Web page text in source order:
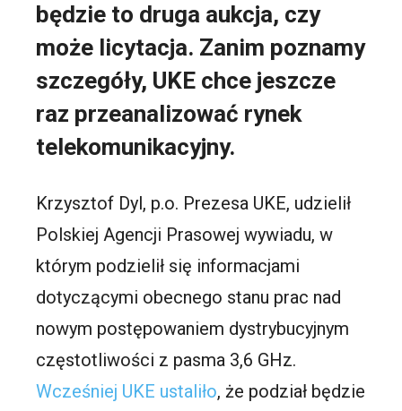
będzie to druga aukcja, czy
może licytacja. Zanim poznamy
szczegóły, UKE chce jeszcze
raz przeanalizować rynek
telekomunikacyjny.
Krzysztof Dyl, p.o. Prezesa UKE, udzielił
Polskiej Agencji Prasowej wywiadu, w
którym podzielił się informacjami
dotyczącymi obecnego stanu prac nad
nowym postępowaniem dystrybucyjnym
częstotliwości z pasma 3,6 GHz.
Wcześniej UKE ustaliło, że podział będzie